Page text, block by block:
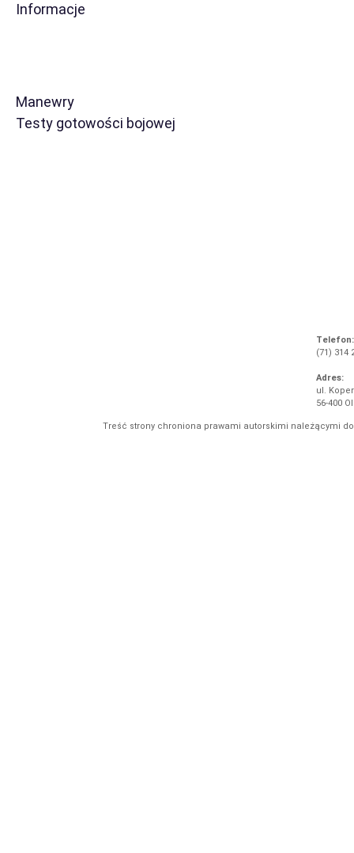
Informacje
Manewry
Testy gotowości bojowej
Telefon:
(71) 314
Adres:
ul.
56-400
Treść strony chroniona prawami autorskimi należącymi